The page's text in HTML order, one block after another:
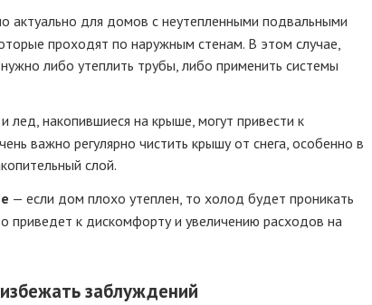
актуально для домов с неутепленными подвальными
проходят по наружным стенам. В этом случае,
либо утеплить трубы, либо применить системы
лед, накопившиеся на крыше, могут привести к
важно регулярно чистить крышу от снега, особенно в
слой.
— если дом плохо утеплен, то холод будет проникать
приведет к дискомфорту и увеличению расходов на
заблуждений